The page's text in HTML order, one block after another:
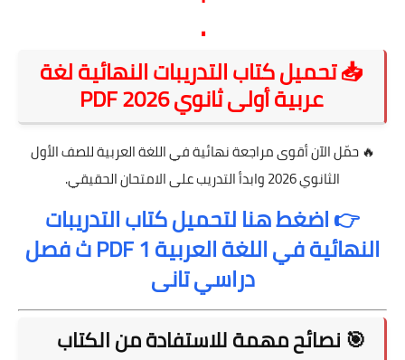
.
📥 تحميل كتاب التدريبات النهائية لغة
عربية أولى ثانوي 2026 PDF
🔥 حمّل الآن أقوى مراجعة نهائية في اللغة العربية للصف الأول
الثانوي 2026 وابدأ التدريب على الامتحان الحقيقي.
👉 اضغط هنا لتحميل كتاب التدريبات
النهائية في اللغة العربية PDF 1 ث فصل
دراسي تانى
🎯 نصائح مهمة للاستفادة من الكتاب